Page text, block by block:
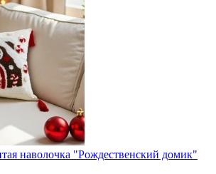
наволочка "Рождественский домик"